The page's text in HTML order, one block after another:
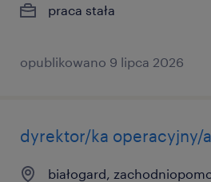
praca stała
opublikowano 9 lipca 2026
dyrektor/ka operacyjny/a
białogard,